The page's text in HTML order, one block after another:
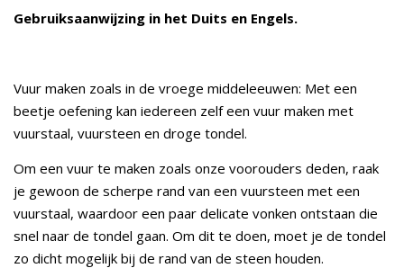
Gebruiksaanwijzing in het Duits en Engels.
Vuur maken zoals in de vroege middeleeuwen: Met een
beetje oefening kan iedereen zelf een vuur maken met
vuurstaal, vuursteen en droge tondel.
Om een vuur te maken zoals onze voorouders deden, raak
je gewoon de scherpe rand van een vuursteen met een
vuurstaal, waardoor een paar delicate vonken ontstaan die
snel naar de tondel gaan. Om dit te doen, moet je de tondel
zo dicht mogelijk bij de rand van de steen houden.